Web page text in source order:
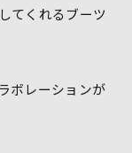
てくれるブーツ
ボレーションが